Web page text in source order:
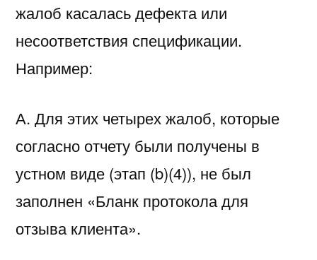
жалоб касалась дефекта или
несоответствия спецификации.
Например:
А. Для этих четырех жалоб, которые
согласно отчету были получены в
устном виде (этап (b)(4)), не был
заполнен «Бланк протокола для
отзыва клиента».